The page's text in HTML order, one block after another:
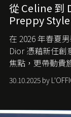
從 Celine 到
Preppy
在 2026 年春夏
Dior 憑藉新任創
焦點，更帶動貴
潮，讓這股經典
30.10.2025 by